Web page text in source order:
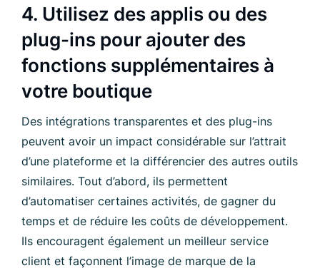
4. Utilisez des applis ou des
plug-ins pour ajouter des
fonctions supplémentaires à
votre boutique
Des intégrations transparentes et des plug-ins
peuvent avoir un impact considérable sur l’attrait
d’une plateforme et la différencier des autres outils
similaires. Tout d’abord, ils permettent
d’automatiser certaines activités, de gagner du
temps et de réduire les coûts de développement.
Ils encouragent également un meilleur service
client et façonnent l’image de marque de la